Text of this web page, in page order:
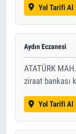
Yol Tarifi Al
Aydın Eczanesi
ATATÜRK
ziraat bankası
Yol Tarifi Al